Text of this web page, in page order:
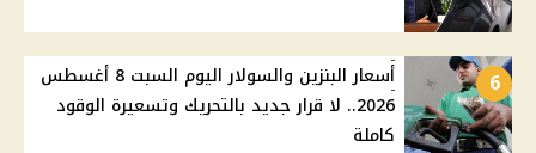
6
أسعار البنزين والسولار اليوم السبت 8 أغسطس
2026.. لا قرار جديد بالتحريك وتسعيرة الوقود
كاملة